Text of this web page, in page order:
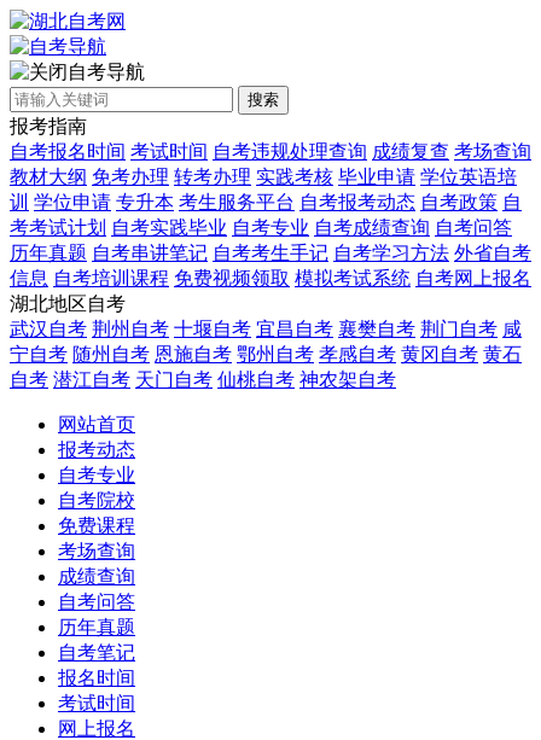
自考导航
搜索
报考指南
自考报名时间 考试时间 自考违规处理查询 成绩复查 考场查询
教材大纲 免考办理 转考办理 实践考核 毕业申请 学位英语培
训 学位申请 专升本 考生服务平台 自考报考动态 自考政策 自
考考试计划 自考实践毕业 自考专业 自考成绩查询 自考问答
历年真题 自考串讲笔记 自考考生手记 自考学习方法 外省自考
信息 自考培训课程 免费视频领取 模拟考试系统 自考网上报名
湖北地区自考
武汉自考 荆州自考 十堰自考 宜昌自考 襄樊自考 荆门自考 咸
宁自考 随州自考 恩施自考 鄂州自考 孝感自考 黄冈自考 黄石
自考 潜江自考 天门自考 仙桃自考 神农架自考
网站首页
报考动态
自考专业
自考院校
免费课程
考场查询
成绩查询
自考问答
历年真题
自考笔记
报名时间
考试时间
网上报名